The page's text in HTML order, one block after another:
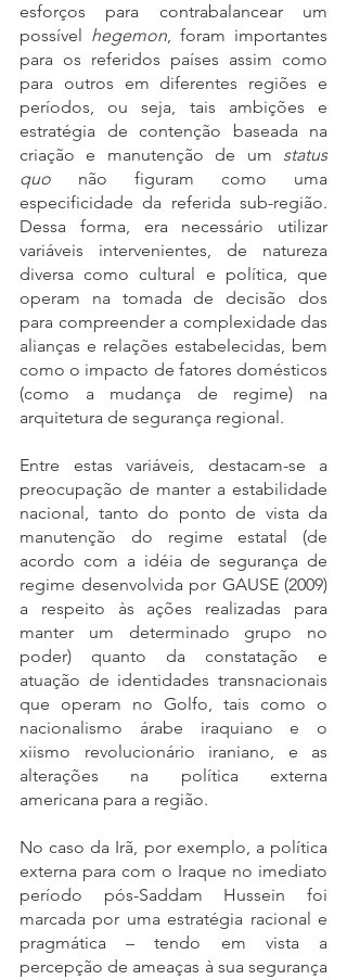
esforços para contrabalancear um
possível hegemon, foram importantes
para os referidos países assim como
para outros em diferentes regiões e
períodos, ou seja, tais ambições e
estratégia de contenção baseada na
criação e manutenção de um status
quo não figuram como uma
especificidade da referida sub-região.
Dessa forma, era necessário utilizar
variáveis intervenientes, de natureza
diversa como cultural e política, que
operam na tomada de decisão dos
para compreender a complexidade das
alianças e relações estabelecidas, bem
como o impacto de fatores domésticos
(como a mudança de regime) na
arquitetura de segurança regional.
Entre estas variáveis, destacam-se a
preocupação de manter a estabilidade
nacional, tanto do ponto de vista da
manutenção do regime estatal (de
acordo com a idéia de segurança de
regime desenvolvida por GAUSE (2009)
a respeito às ações realizadas para
manter um determinado grupo no
poder) quanto da constatação e
atuação de identidades transnacionais
que operam no Golfo, tais como o
nacionalismo árabe iraquiano e o
xiismo revolucionário iraniano, e as
alterações na política externa
americana para a região.
No caso da Irã, por exemplo, a política
externa para com o Iraque no imediato
período pós-Saddam Hussein foi
marcada por uma estratégia racional e
pragmática – tendo em vista a
percepção de ameaças à sua segurança